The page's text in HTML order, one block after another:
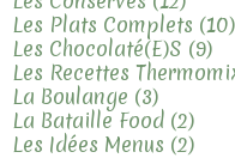
Les Plats Complets (10)
Les Chocolaté(e)s (9)
Les Recettes
La Boulange (3)
La Bataille Food (2)
Les Idées Menus (2)